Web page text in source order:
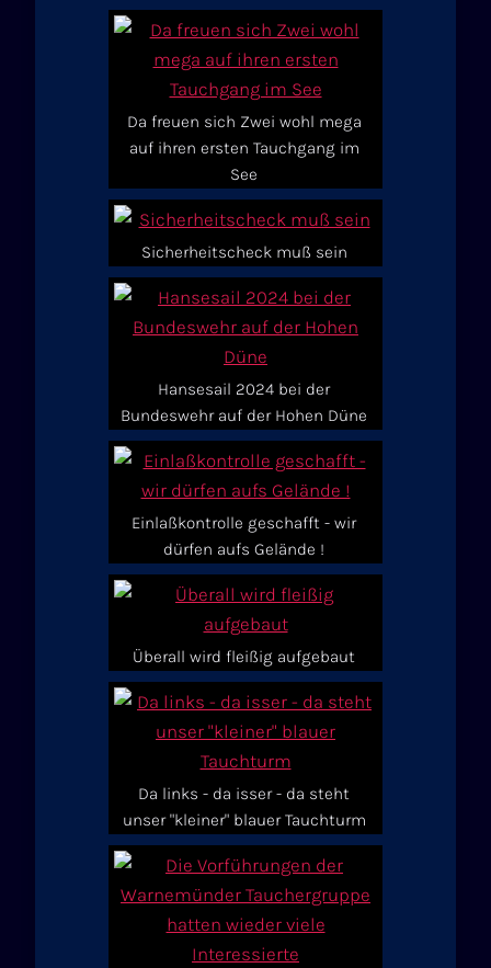
Da freuen sich Zwei wohl mega
auf ihren ersten Tauchgang im
See
Sicherheitscheck muß sein
Hansesail 2024 bei der
Bundeswehr auf der Hohen Düne
Einlaßkontrolle geschafft - wir
dürfen aufs Gelände !
Überall wird fleißig aufgebaut
Da links - da isser - da steht
unser "kleiner" blauer Tauchturm